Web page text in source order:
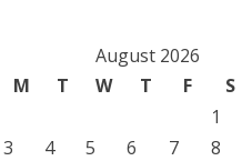
August 2026
M
T W T F S
1
3
4 5 6 7 8